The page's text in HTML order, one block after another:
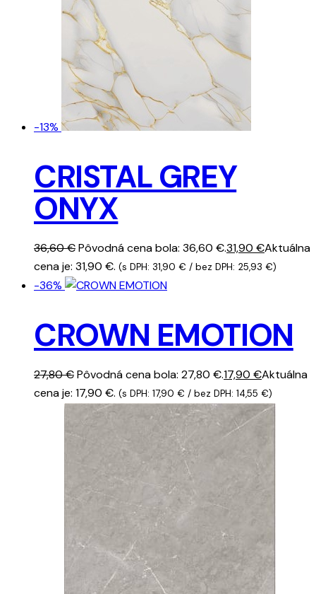
-13%
CRISTAL GREY
ONYX
36,60€Pôvodná cena bola: 36,60 €.31,90 €Aktuálna
cena je: 31,90 €. (s DPH: 31,90 € / bez DPH: 25,93 €)
-36%
CROWN EMOTION
27,80€Pôvodná cena bola: 27,80 €.17,90 €Aktuálna
cena je: 17,90 €. (s DPH: 17,90 € / bez DPH: 14,55 €)